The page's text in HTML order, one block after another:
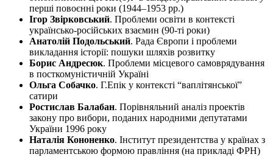
перші повоєнні роки (1944–1953 pp.)
Ігор Звірковський. Проблеми освіти в контексті
українсько-російських взаємин (90-ті роки)
Анатолій Подольський. Рада Європи і проблеми
викладання історії: пошуки шляхів розвитку
Борис Андресюк. Проблеми місцевого самоврядування
в посткомуністичній Україні
Ольга Собачко. Г.Епік у контексті “ваплітянської”
сатири
Ростислав Балабан. Порівняльний аналіз проектів
закону про вибори, поданих народними депутатами
України 1996 року
Наталія Кононенко. Інститут президентства у країнах з
парламентською формою правління (на прикладі ФРН)